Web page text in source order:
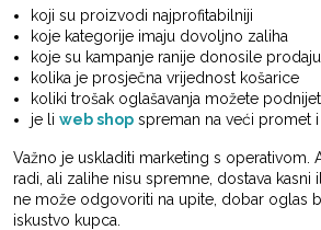
koji su proizvodi najprofitabilniji
koje kategorije imaju dovoljno zaliha
koje su kampanje ranije donosile prodaju
kolika je prosječna vrijednost košarice
koliki trošak oglašavanja možete
je li web shop spreman na veći promet
Važno je uskladiti marketing s operativom.
radi, ali zalihe nisu spremne, dostava kasni
ne može odgovoriti na upite, dobar oglas
iskustvo kupca.